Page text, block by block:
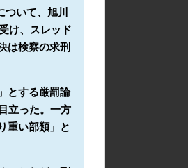
いて、旭川
け、スレッド
は検察の求刑
とする厳罰論
立った。一方
重い部類」と